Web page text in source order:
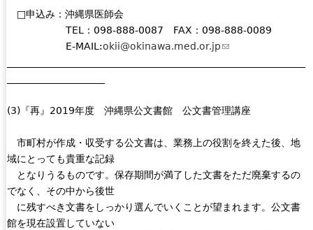
□申込み：沖縄県医師会
TEL：098-888-0087 FAX：098-888-0089
E-MAIL:okii@okinawa.med.or.jp(
k
e
d
e
(3)『再』2019年度 沖縄県公文書館 公文書管理講座
市町村が作成・収受する公文書は、業務上の役割を終えた後、地
域にとっても貴重な記録
となりうるものです。保存期間が満了した文書をただ廃棄するの
でなく、その中から後世
に残すべき文書をしっかり選んでいくことが望まれます。公文書
館を現在設置していない